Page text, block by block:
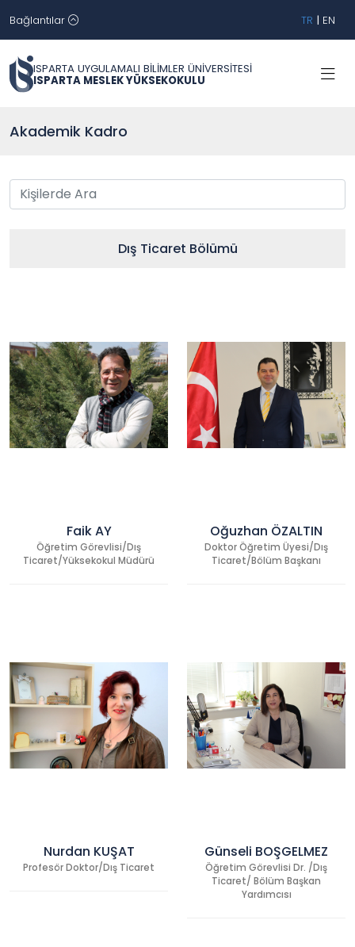
Bağlantılar TR | EN
ISPARTA UYGULAMALI BİLİMLER ÜNİVERSİTESİ
ISPARTA MESLEK YÜKSEKOKULU
Akademik Kadro
Dış Ticaret Bölümü
Faik AY
Öğretim Görevlisi/Dış
Ticaret/Yüksekokul Müdürü
Oğuzhan ÖZALTIN
Doktor Öğretim Üyesi/Dış
Ticaret/Bölüm Başkanı
Nurdan KUŞAT
Profesör Doktor/Dış Ticaret
Günseli BOŞGELMEZ
Öğretim Görevlisi Dr. /Dış
Ticaret/ Bölüm Başkan
Yardımcısı